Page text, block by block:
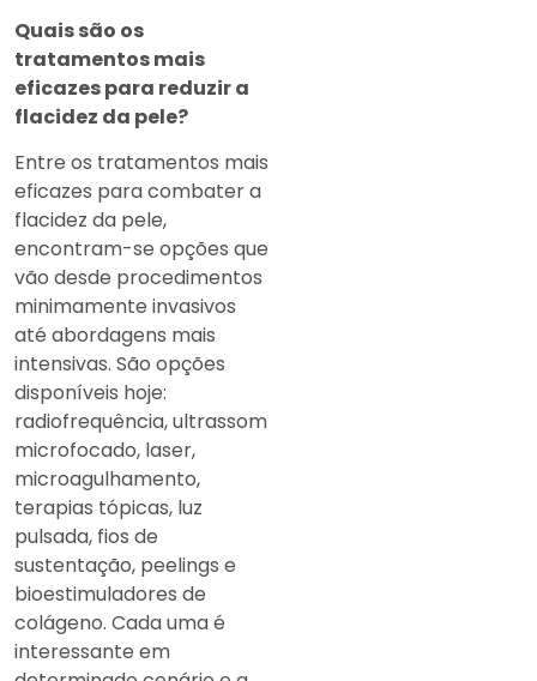
Quais são os
tratamentos mais
eficazes para reduzir a
flacidez da pele?
Entre os tratamentos mais
eficazes para combater a
flacidez da pele,
encontram-se opções que
vão desde procedimentos
minimamente invasivos
até abordagens mais
intensivas. São opções
disponíveis hoje:
radiofrequência, ultrassom
microfocado, laser,
microagulhamento,
terapias tópicas, luz
pulsada, fios de
sustentação, peelings e
bioestimuladores de
colágeno. Cada uma é
interessante em